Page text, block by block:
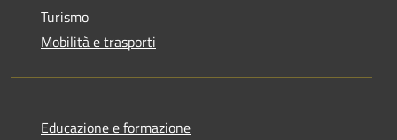
Turismo
Mobilità e trasporti
Educazione e formazione